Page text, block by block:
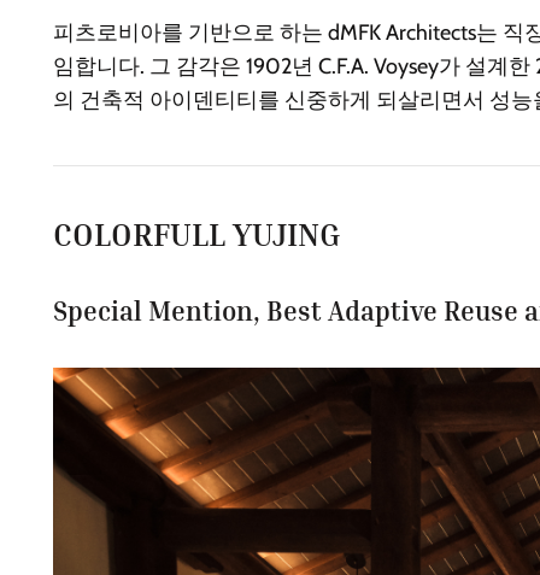
피츠로비아를 기반으로 하는 dMFK Architects는
임합니다. 그 감각은 1902년 C.F.A. Voysey가 설계
의 건축적 아이덴티티를 신중하게 되살리면서 성
COLORFULL YUJING
Special Mention, Best Adaptive Reuse